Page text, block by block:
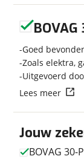
Soort voertuig
Nieuw of
Techniek
Jouw
BOVAG
Goed
Zoals elektra,
Uitgevoerd
Lees meer